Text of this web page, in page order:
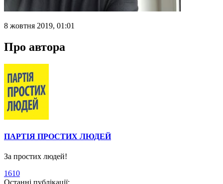
8 жовтня 2019, 01:01
Про автора
ПАРТІЯ ПРОСТИХ ЛЮДЕЙ
За простих людей!
1610
Останні публікації: